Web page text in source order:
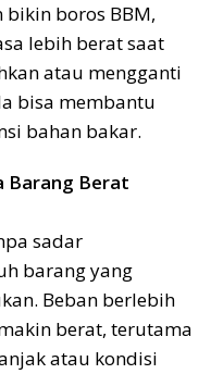
bikin boros BBM,
lebih berat saat
atau mengganti
bisa membantu
bahan bakar.
Barang Berat
sadar
barang yang
Beban berlebih
berat, terutama
atau kondisi